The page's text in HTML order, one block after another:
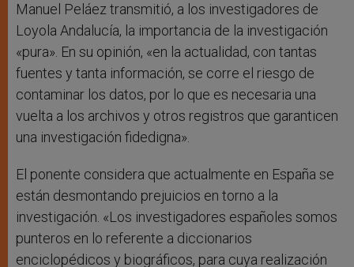
Manuel Peláez transmitió, a los investigadores de
Loyola Andalucía, la importancia de la investigación
«pura». En su opinión, «en la actualidad, con tantas
fuentes y tanta información, se corre el riesgo de
contaminar los datos, por lo que es necesaria una
vuelta a los archivos y otros registros que garanticen
una investigación fidedigna».
El ponente considera que actualmente en España se
están desmontando prejuicios en torno a la
investigación. «Los investigadores españoles somos
punteros en lo referente a diccionarios
enciclopédicos y biográficos, para cuya realización